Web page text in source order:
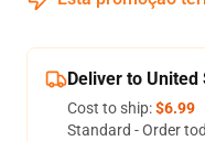
Deliver to United
Cost to ship:$6.99
Standard - Order